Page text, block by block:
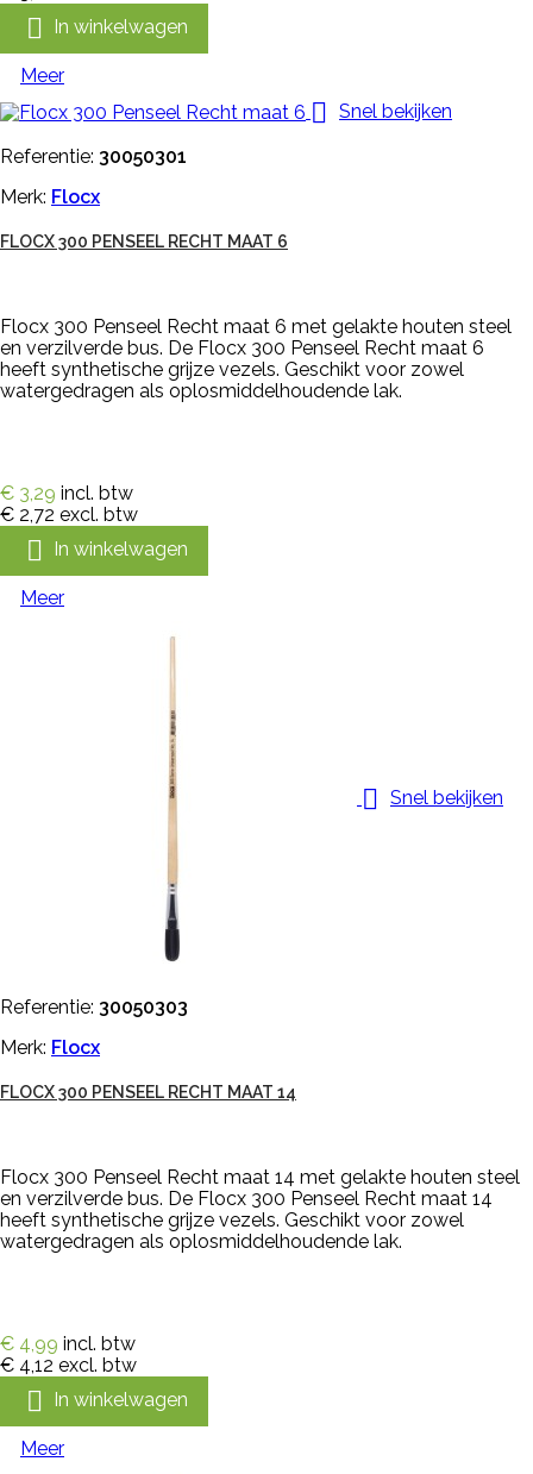
 In winkelwagen
Meer
 Snel bekijken
Referentie: 30050301
Merk: Flocx
FLOCX 300 PENSEEL RECHT MAAT 6
Flocx 300 Penseel Recht maat 6 met gelakte houten steel
en verzilverde bus. De Flocx 300 Penseel Recht maat 6
heeft synthetische grijze vezels. Geschikt voor zowel
watergedragen als oplosmiddelhoudende lak.
€ 3,29 incl. btw
€ 2,72 excl. btw
 In winkelwagen
Meer
 Snel bekijken
Referentie: 30050303
Merk: Flocx
FLOCX 300 PENSEEL RECHT MAAT 14
Flocx 300 Penseel Recht maat 14 met gelakte houten steel
en verzilverde bus. De Flocx 300 Penseel Recht maat 14
heeft synthetische grijze vezels. Geschikt voor zowel
watergedragen als oplosmiddelhoudende lak.
€ 4,99 incl. btw
€ 4,12 excl. btw
 In winkelwagen
Meer